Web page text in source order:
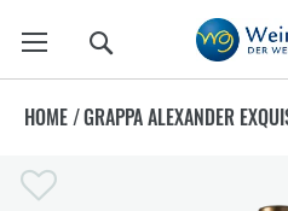
HOME/GRAPPA ALEXANDER